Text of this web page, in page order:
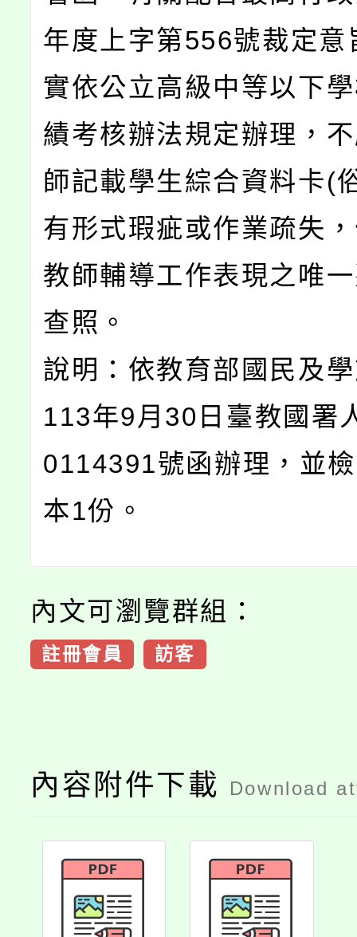
年度上字第556號裁定意
實依公立高級中等以下
績考核辦法規定辦理，
師記載學生綜合資料卡(
有形式瑕疵或作業疏失
教師輔導工作表現之唯
查照。
說明：依教育部國民及
113年9月30日臺教國署
0114391號函辦理，並
本1份。
內文可瀏覽群組：
註冊會員 訪客
內容附件下載 Download